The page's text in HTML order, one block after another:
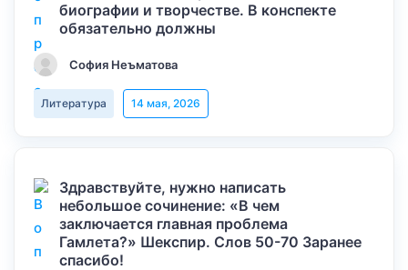
биографии и творчестве. В конспекте
обязательно должны
София Неъматова
Литература 14 мая, 2026
Здравствуйте, нужно написать
небольшое сочинение: «В чем
заключается главная проблема
Гамлета?» Шекспир. Слов 50-70 Заранее
спасибо!